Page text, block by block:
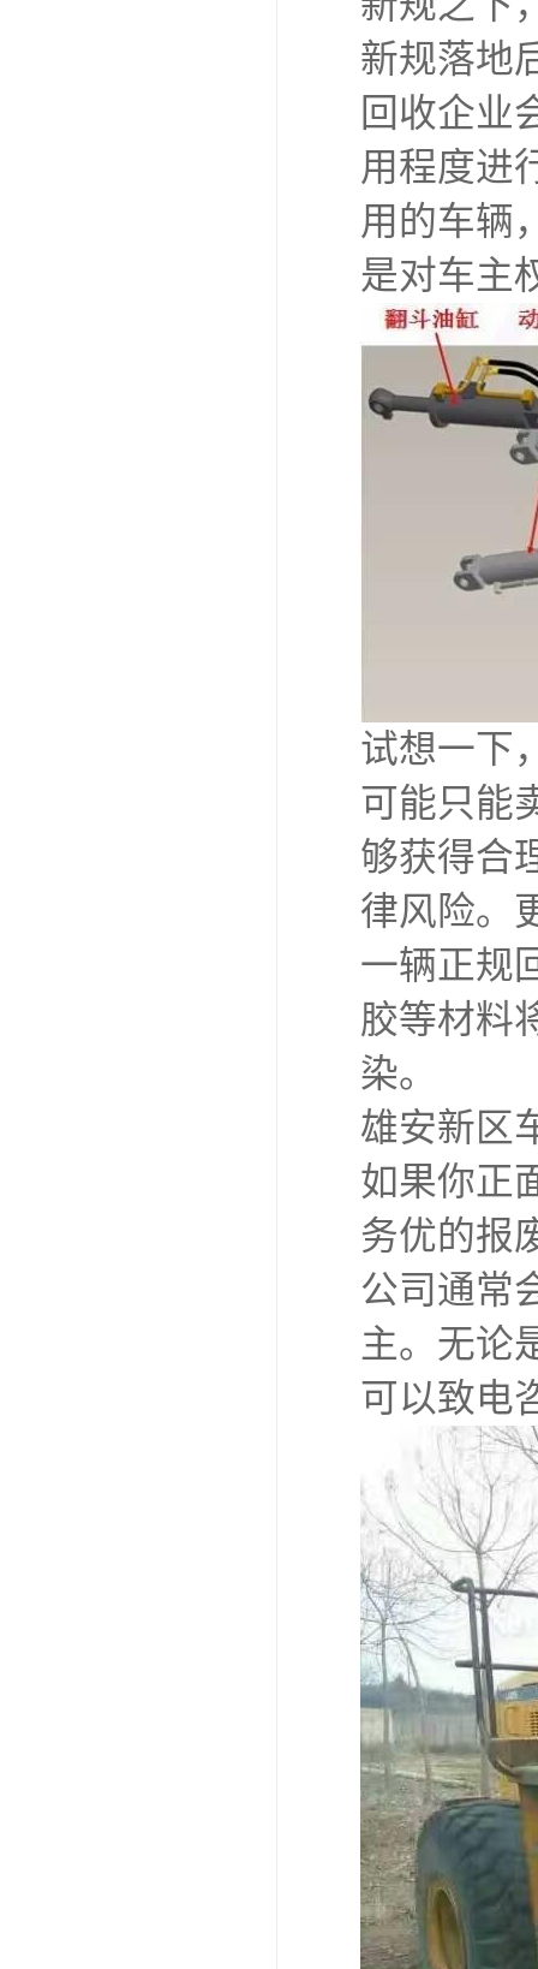
新规落地
回收企业
用程度进
用的车辆
是对车主
试想一下
可能只能
够获得合
律风险。
一辆正规
胶等材料
染。
雄安新区
如果你正
务优的报
公司通常
主。无论
可以致电